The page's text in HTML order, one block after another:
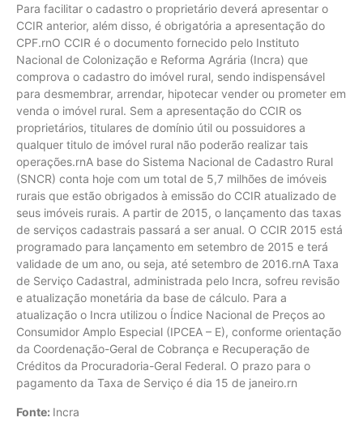
Para facilitar o cadastro o proprietário deverá apresentar o
CCIR anterior, além disso, é obrigatória a apresentação do
CPF.rnO CCIR é o documento fornecido pelo Instituto
Nacional de Colonização e Reforma Agrária (Incra) que
comprova o cadastro do imóvel rural, sendo indispensável
para desmembrar, arrendar, hipotecar vender ou prometer em
venda o imóvel rural. Sem a apresentação do CCIR os
proprietários, titulares de domínio útil ou possuidores a
qualquer titulo de imóvel rural não poderão realizar tais
operações.rnA base do Sistema Nacional de Cadastro Rural
(SNCR) conta hoje com um total de 5,7 milhões de imóveis
rurais que estão obrigados à emissão do CCIR atualizado de
seus imóveis rurais. A partir de 2015, o lançamento das taxas
de serviços cadastrais passará a ser anual. O CCIR 2015 está
programado para lançamento em setembro de 2015 e terá
validade de um ano, ou seja, até setembro de 2016.rnA Taxa
de Serviço Cadastral, administrada pelo Incra, sofreu revisão
e atualização monetária da base de cálculo. Para a
atualização o Incra utilizou o Índice Nacional de Preços ao
Consumidor Amplo Especial (IPCEA – E), conforme orientação
da Coordenação-Geral de Cobrança e Recuperação de
Créditos da Procuradoria-Geral Federal. O prazo para o
pagamento da Taxa de Serviço é dia 15 de janeiro.rn
Fonte: Incra